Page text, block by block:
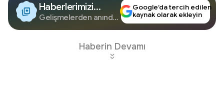
Haberlerimizi
Google'da Takip
Edin
Gelişmelerden anında
Google’da tercih edilen
kaynak olarak ekleyin
Haberin Devamı